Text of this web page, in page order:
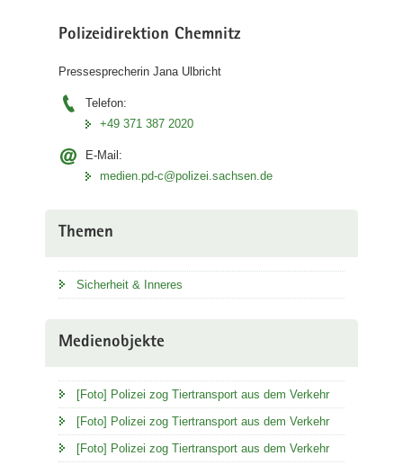
Polizeidirektion Chemnitz
Pressesprecherin Jana Ulbricht
Telefon:
+49 371 387 2020
E-Mail:
medien.pd-c@polizei.sachsen.de
Themen
Sicherheit & Inneres
Medienobjekte
[Foto] Polizei zog Tiertransport aus dem Verkehr
[Foto] Polizei zog Tiertransport aus dem Verkehr
[Foto] Polizei zog Tiertransport aus dem Verkehr